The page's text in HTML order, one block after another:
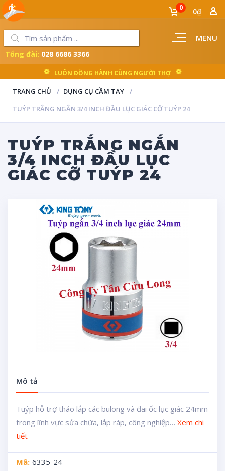
MENU
0 0₫
LUÔN ĐỒNG HÀNH CÙNG NGƯỜI THỢ
Tổng đài: 028 6686 3366
TRANG CHỦ
DỤNG CỤ CẦM TAY
TUÝP TRẮNG NGẮN 3/4 INCH ĐẦU LỤC GIÁC CỠ TUÝP 24
TUÝP TRẮNG NGẮN
3/4 INCH ĐẦU LỤC
GIÁC CỠ TUÝP 24
Mô tả
Tuýp hỗ trợ tháo lắp các bulong và đai ốc lục giác 24mm
trong lĩnh vực sửa chữa, lắp ráp, công nghiệp… Xem chi
tiết
Mã: 6335-24